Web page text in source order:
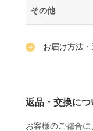
その他
お届け方法
返品・交換につ
お客様のご都合